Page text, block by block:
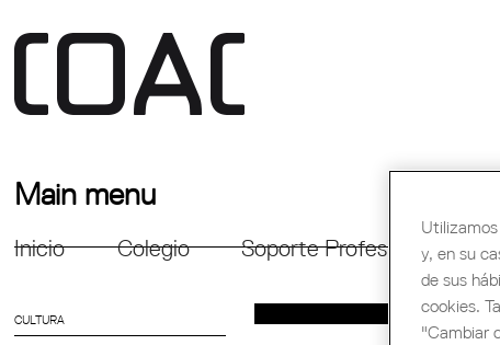
Main menu
Inicio Colegio Soporte Profesional
CULTURA
y, en su
de sus
cookies.
"Cambiar